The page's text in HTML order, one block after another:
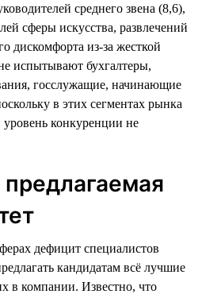
среднего звена (8,6),
сферы искусства, развлечений
дискомфорта из-за жесткой
испытывают бухгалтеры,
госслужащие, начинающие
в этих сегментах рынка
конкуренции не
дефицит специалистов
кандидатам всё лучшие
в компании. Известно, что